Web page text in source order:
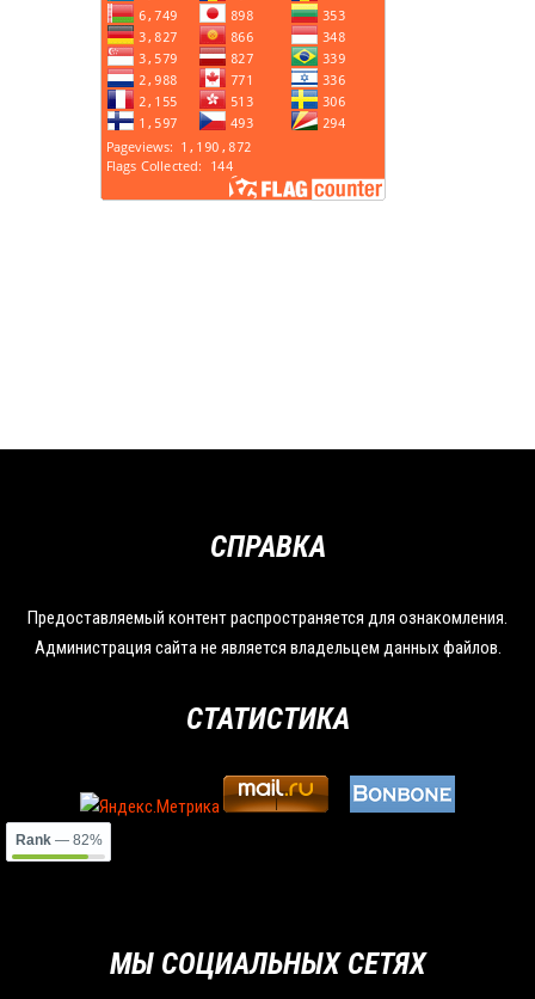
СПРАВКА
Предоставляемый контент распространяется для ознакомления.
Администрация сайта не является владельцем данных файлов.
СТАТИСТИКА
Rank— 82%
МЫ СОЦИАЛЬНЫХ СЕТЯХ